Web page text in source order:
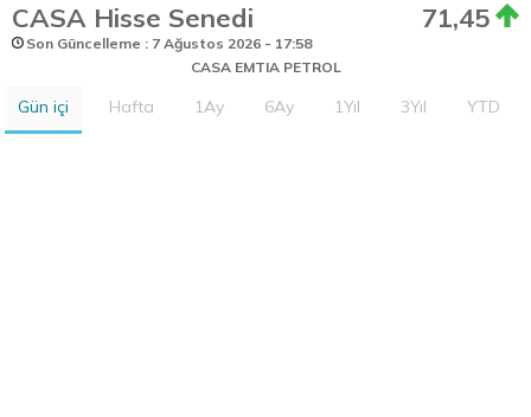
CASA Hisse Senedi 71,45
Son Güncelleme : 7 Ağustos 2026 - 17:58
CASA EMTIA PETROL
Gün içi Hafta 1Ay 6Ay 1Yıl 3Yıl YTD